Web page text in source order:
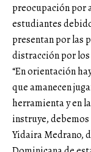
preocupación por
estudiantes
presentan por las
distracción por
“En orientación
que amanecen
herramienta y en
instruye,
Yidaira Medrano,